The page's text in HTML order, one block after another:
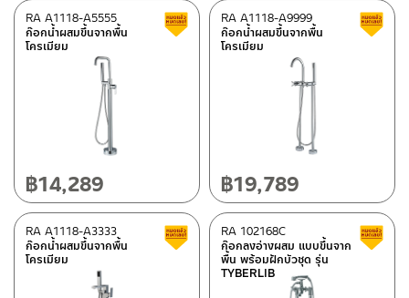
Status
Normal stock level
Clearance sale
In stock
ก๊อกน้ำผสมขึ้นจากพื้น
โครเมียม
RA A1118-A5555 Clearance sale
฿14,289
ก๊อกน้ำผสมขึ้นจากพื้น
โครเมียม
RA A1118-A9999
฿19,789
ก๊อกน้ำผสมขึ้นจากพื้น
โครเมียม
RA A1118-A3333 Clearance sale
ก๊อกลงอ่างผสม แบบขึ้นจาก
พื้น พร้อมฝักบัวชุด รุ่น
TYBERLIB
RA 102168C